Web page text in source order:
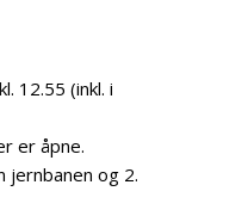
12.55 (inkl. i
er åpne.
jernbanen og 2.